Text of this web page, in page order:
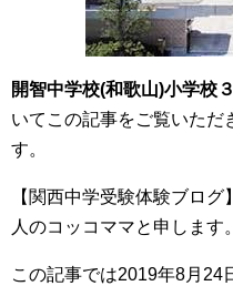
開智中学校(和歌山)小学校
いてこの記事をご覧いただ
す。
【関西中学受験体験ブロ
人のコッコママと申します。
この記事では2019年8月24